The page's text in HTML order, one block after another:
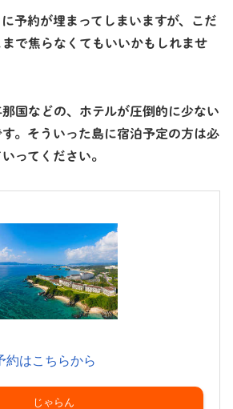
予約が埋まってしまいますが、こだ
で焦らなくてもいいかもしれませ
国などの、ホテルが圧倒的に少ない
。そういった島に宿泊予定の方は必
ってください。
約はこちらから
じゃらん